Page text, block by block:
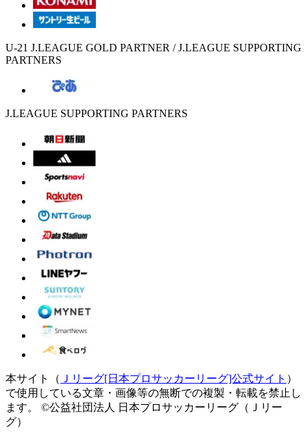
U-21 J.LEAGUE GOLD PARTNER / J.LEAGUE SUPPORTING
PARTNERS
J.LEAGUE SUPPORTING PARTNERS
本サイト（ Ｊリーグ[日本プロサッカーリーグ]公式サイト ）
で使用している文章・画像等の無断での複製・転載を禁止し
ます。
©公益社団法人 日本プロサッカーリーグ（Ｊリー
グ）